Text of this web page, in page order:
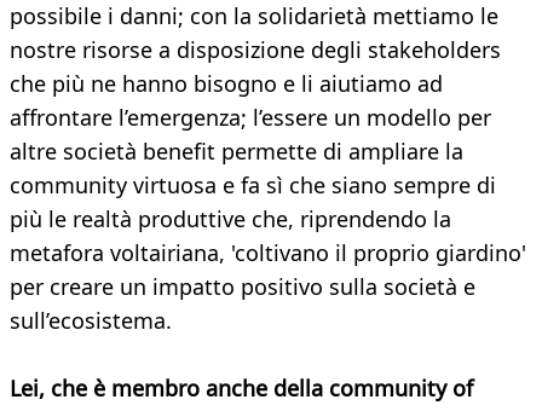
possibile i danni; con la solidarietà mettiamo le
nostre risorse a disposizione degli stakeholders
che più ne hanno bisogno e li aiutiamo ad
affrontare l’emergenza; l’essere un modello per
altre società benefit permette di ampliare la
community virtuosa e fa sì che siano sempre di
più le realtà produttive che, riprendendo la
metafora voltairiana, 'coltivano il proprio giardino'
per creare un impatto positivo sulla società e
sull’ecosistema.
Lei, che è membro anche della community of